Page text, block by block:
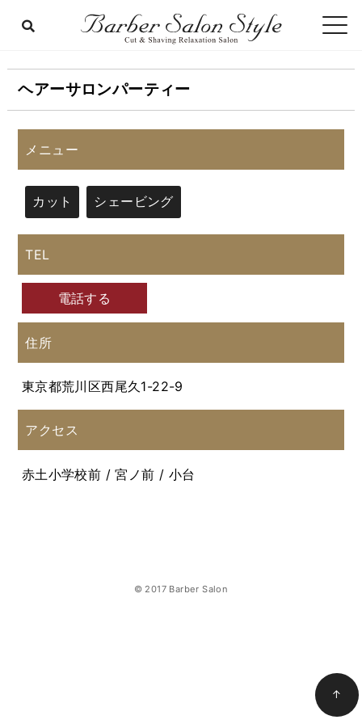
ヘアーサロンパーティー
メニュー
カット シェービング
TEL
電話する
住所
東京都荒川区西尾久1-22-9
アクセス
赤土小学校前 / 宮ノ前 / 小台
© 2017 Barber Salon
↑